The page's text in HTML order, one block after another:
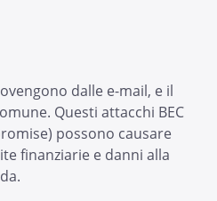
dalle e-mail, e il
Questi attacchi BEC
possono causare
finanziarie e danni alla